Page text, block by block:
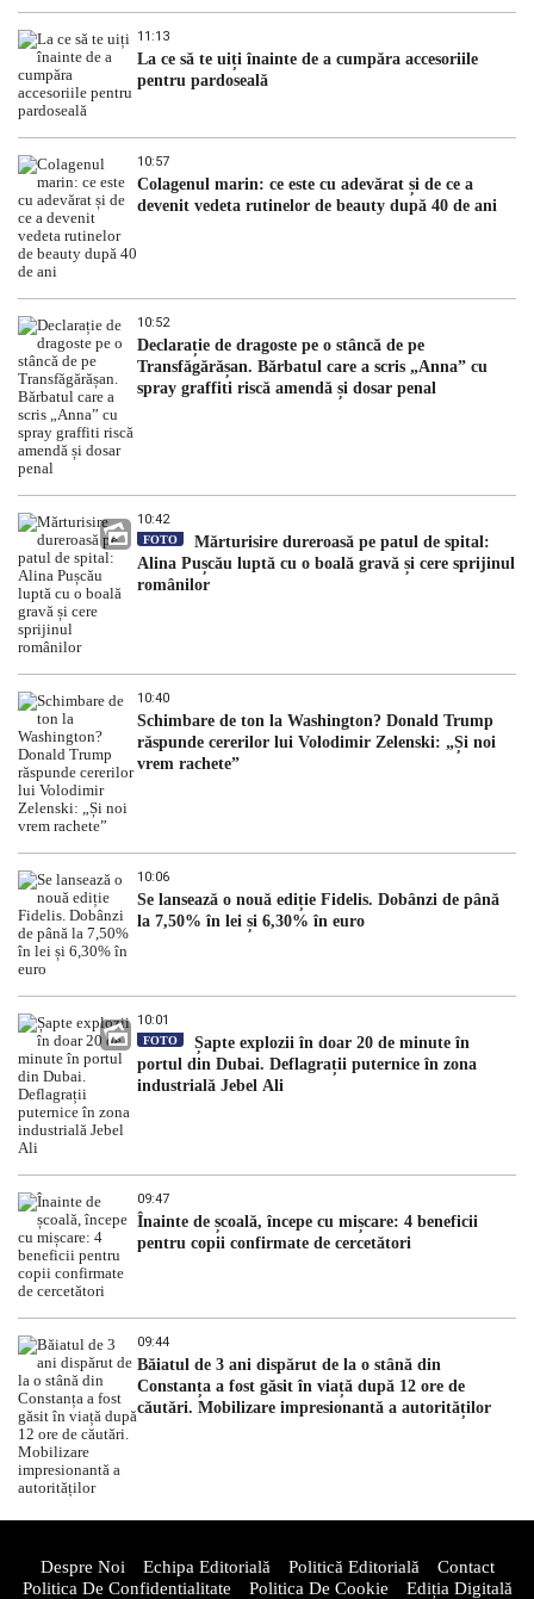
11:13
La ce să te uiți înainte de a cumpăra accesoriile
pentru pardoseală
10:57
Colagenul marin: ce este cu adevărat și de ce a
devenit vedeta rutinelor de beauty după 40 de ani
10:52
Declarație de dragoste pe o stâncă de pe
Transfăgărășan. Bărbatul care a scris „Anna” cu
spray graffiti riscă amendă și dosar penal
10:42
FOTO
Mărturisire dureroasă pe patul de spital:
Alina Pușcău luptă cu o boală gravă și cere sprijinul
românilor
10:40
Schimbare de ton la Washington? Donald Trump
răspunde cererilor lui Volodimir Zelenski: „Și noi
vrem rachete”
10:06
Se lansează o nouă ediție Fidelis. Dobânzi de până
la 7,50% în lei și 6,30% în euro
10:01
FOTO
Șapte explozii în doar 20 de minute în
portul din Dubai. Deflagrații puternice în zona
industrială Jebel Ali
09:47
Înainte de școală, începe cu mișcare: 4 beneficii
pentru copii confirmate de cercetători
09:44
Băiatul de 3 ani dispărut de la o stână din
Constanța a fost găsit în viață după 12 ore de
căutări. Mobilizare impresionantă a autorităților
Despre Noi Echipa Editorială Politică Editorială
Contact
Politica De Confidentialitate
Politica De Cookie Ediția Digitală